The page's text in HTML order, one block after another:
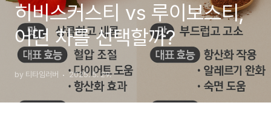
히비스커스티 vs 루이보스티,
어떤 차를 선택할까?
by 티타임러버 2025. 5. 29.